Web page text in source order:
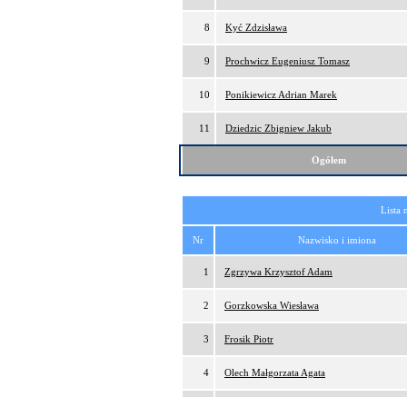
8 Kyć Zdzisława
9 Prochwicz Eugeniusz Tomasz
10 Ponikiewicz Adrian Marek
11 Dziedzic Zbigniew Jakub
Ogółem
Lista
Nr Nazwisko i imiona
1 Zgrzywa Krzysztof Adam
2 Gorzkowska Wiesława
3 Frosik Piotr
4 Olech Małgorzata Agata